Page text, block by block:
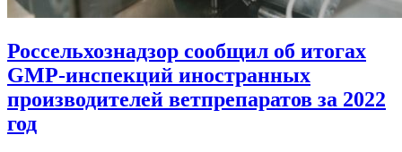
Россельхознадзор сообщил об итогах
GMP-инспекций иностранных
производителей ветпрепаратов за 2022
год